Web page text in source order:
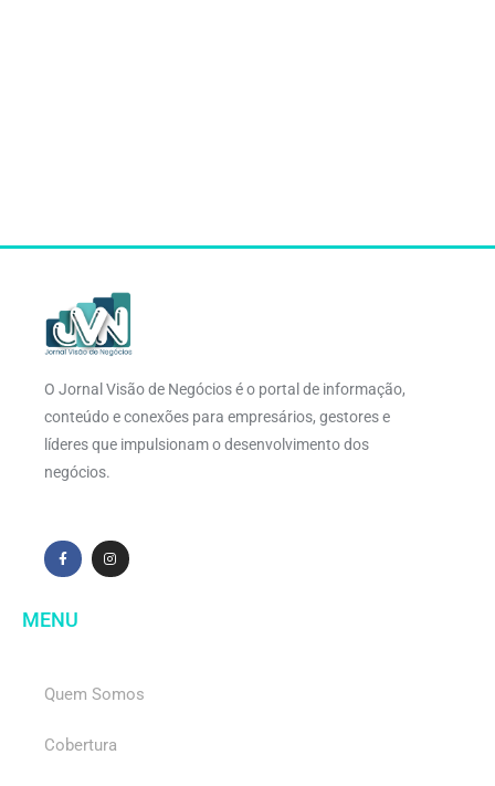
O Jornal Visão de Negócios é o portal de informação,
conteúdo e conexões para empresários, gestores e
líderes que impulsionam o desenvolvimento dos
negócios.
MENU
Quem Somos
Cobertura